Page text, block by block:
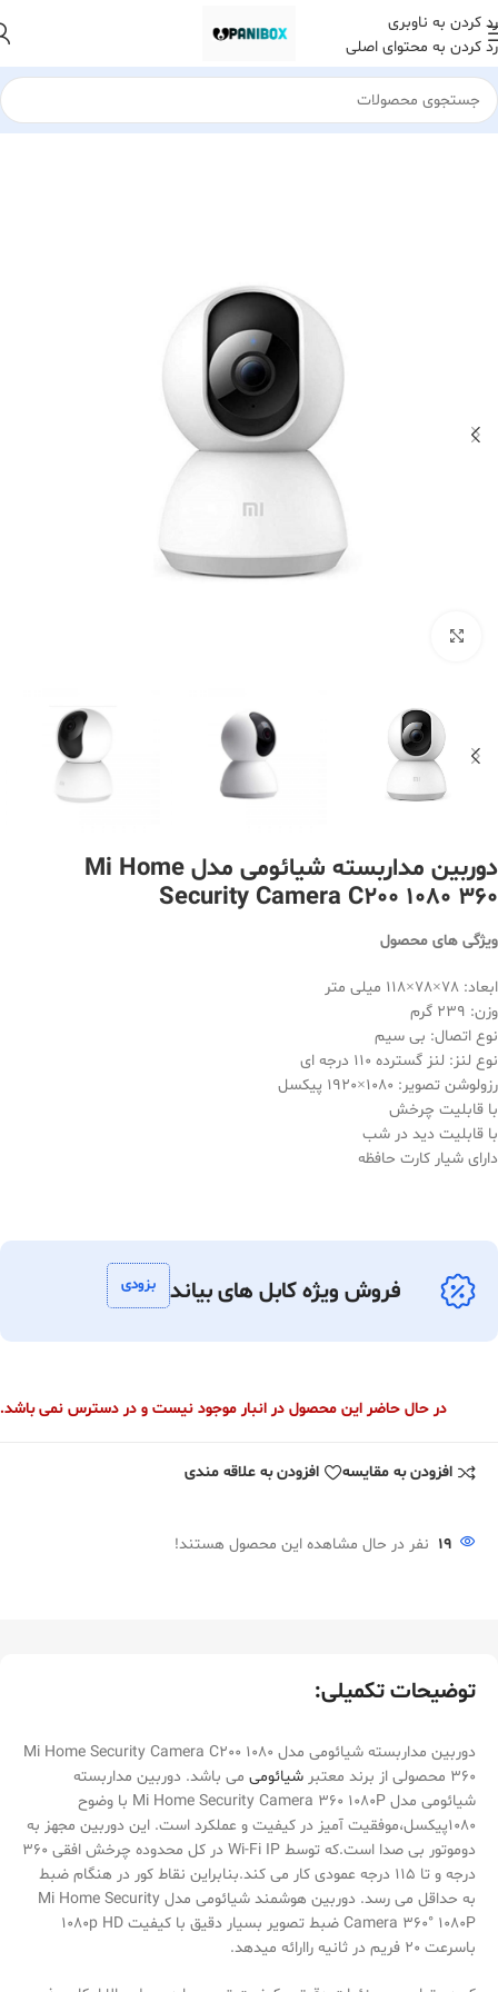
رد کردن به ناوبری
رد کردن به محتوای اصلی
خانه کالا و تجهیزات اداری سایر تجهیزات اداری
دوربین مداربسته شیائومی مدل Mi Home
Security Camera C200 1080 360
ویژگی های محصول
ابعاد: 78×78×118 میلی متر
وزن: 239 گرم
نوع اتصال: بی سیم
نوع لنز: لنز گسترده 110 درجه ای
رزولوشن تصویر: 1080×1920 پیکسل
با قابلیت چرخش
با قابلیت دید در شب
دارای شیار کارت حافظه
فروش ویژه کابل های بیاند بزودی
در حال حاضر این محصول در انبار موجود نیست و در دسترس نمی باشد.
افزودن به مقایسه افزودن به علاقه مندی
19 نفر در حال مشاهده این محصول هستند!
توضیحات تکمیلی:
دوربین مداربسته شیائومی مدل Mi Home Security Camera C200 1080
360 محصولی از برند معتبر
شیائومی می باشد. دوربین مداربسته
شیائومی مدل Mi Home Security Camera 360 1080P با وضوح
1080پیکسل،موفقیت آمیز در کیفیت و عملکرد است. این دوربین مجهز به
دوموتور بی صدا است.که توسط Wi-Fi IP در کل محدوده چرخش افقی 360
درجه و تا 115 درجه عمودی کار می کند.بنابراین نقاط کور در هنگام ضبط
به حداقل می رسد. دوربین هوشمند شیائومی مدل Mi Home Security
Camera 360° 1080P ضبط تصویر بسیار دقیق با کیفیت 1080p HD
باسرعت 20 فریم در ثانیه راارائه میدهد.